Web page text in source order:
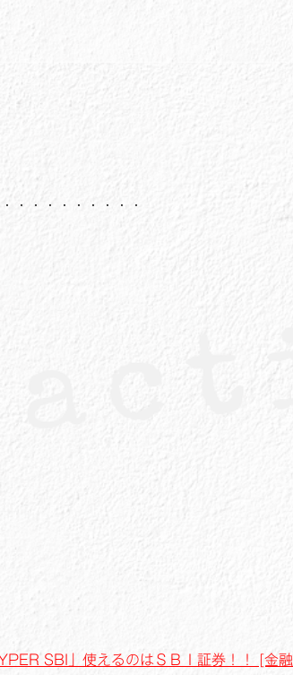
・・・・・・・・・
SBI」使えるのはＳＢＩ証券！！ [金融